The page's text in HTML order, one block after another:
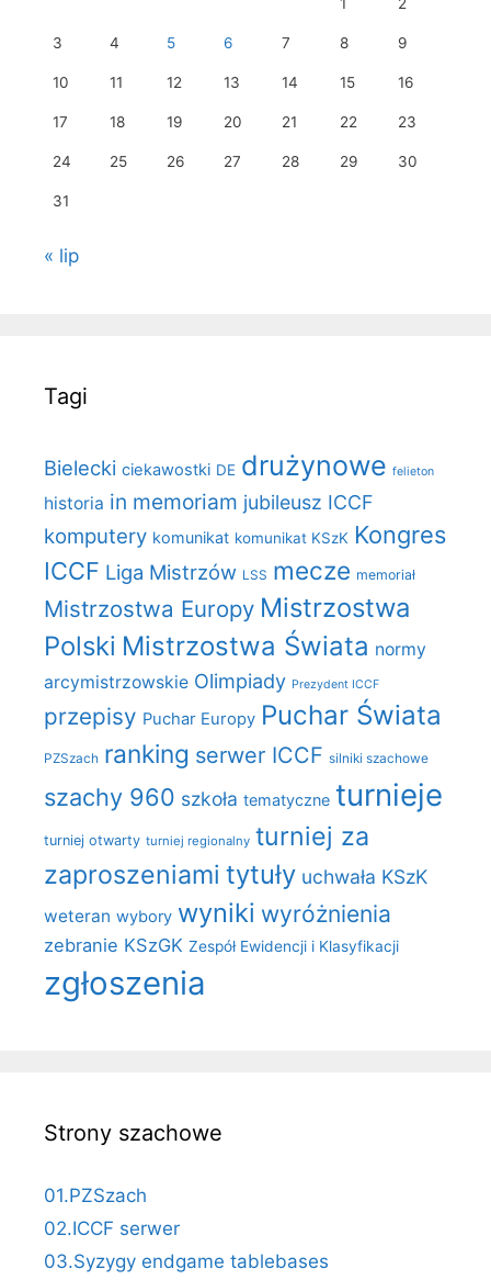
3 4 5 6 7 8 9
10 11 12 13 14 15 16
17 18 19 20 21 22 23
24 25 26 27 28 29 30
31
« lip
Tagi
Bielecki ciekawostki DE drużynowe felieton
historia in memoriam jubileusz ICCF
komputery komunikat komunikat KSzK Kongres
ICCF Liga Mistrzów LSS mecze memoriał
Mistrzostwa Europy Mistrzostwa
Polski Mistrzostwa Świata normy
arcymistrzowskie Olimpiady Prezydent ICCF
przepisy Puchar Europy Puchar Świata
PZSzach ranking serwer ICCF silniki szachowe
szachy 960 szkoła tematyczne turnieje
turniej otwarty turniej regionalny turniej za
zaproszeniami tytuły uchwała KSzK
weteran wybory wyniki wyróżnienia
zebranie KSzGK Zespół Ewidencji i Klasyfikacji
zgłoszenia
Strony szachowe
01.PZSzach
02.ICCF serwer
03.Syzygy endgame tablebases